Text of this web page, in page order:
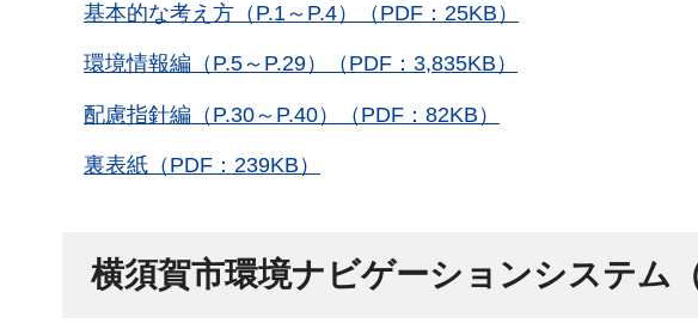
基本的な考え方（P.1～P.4）（PDF：25KB）
環境情報編（P.5～P.29）（PDF：3,835KB）
配慮指針編（P.30～P.40）（PDF：82KB）
裏表紙（PDF：239KB）
横須賀市環境ナビゲーションシステム（